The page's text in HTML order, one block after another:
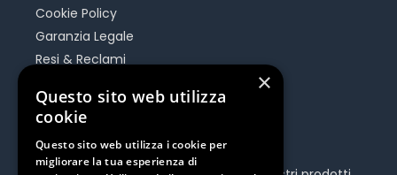
Cookie Policy
Garanzia Legale
Resi & Reclami
Be Social
×
Questo sito web utilizza
cookie
Questo sito web utilizza i cookie per
migliorare la tua esperienza di